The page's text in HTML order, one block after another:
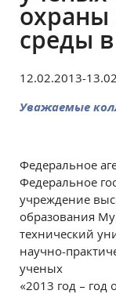
среды
12.02.2013-
Уважаемые
Федеральное
Федеральное
учреждение
образования
технический
научно-
ученых
«2013 год –